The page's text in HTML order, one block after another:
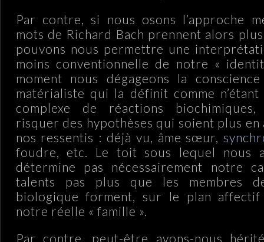
Par contre, si nous osons l’approche
mots de Richard Bach prennent alors
pouvons nous permettre une
moins conventionnelle de notre «
moment nous dégageons la
matérialiste qui la définit comme n’étant
complexe de réactions
risquer des hypothèses qui soient plus en
nos ressentis : déjà vu, âme sœur,
foudre, etc. Le toit sous lequel nous
détermine pas nécessairement notre
talents pas plus que les membres
biologique forment, sur le plan
notre réelle « famille ».
Par contre, peut-être avons-nous